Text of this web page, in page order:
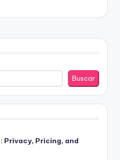
Buscar
Privacy, Pricing, and